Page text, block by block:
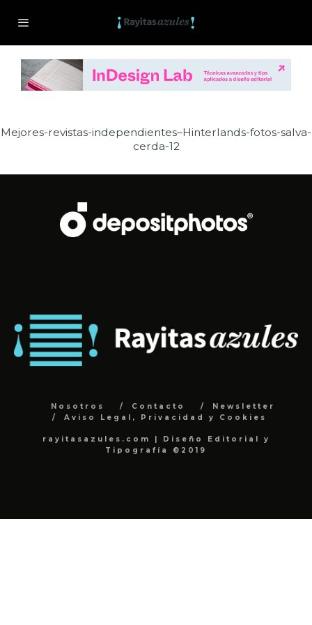
Mejores-revistas-independientes–Hinterlands-fotos-salva-
cerda-12
Nosotros Contacto
Newsletter
Aviso Legal, Privacidad y Cookies
rayitasazules.com | Diseño Editorial y
Tipografía ©2019